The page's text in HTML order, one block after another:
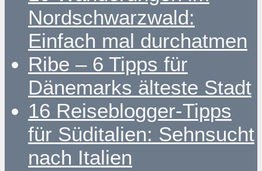
Nordschwarzwald:
Einfach mal durchatmen
Ribe – 6 Tipps für
Dänemarks älteste Stadt
16 Reiseblogger-Tipps
für Süditalien: Sehnsucht
nach Italien